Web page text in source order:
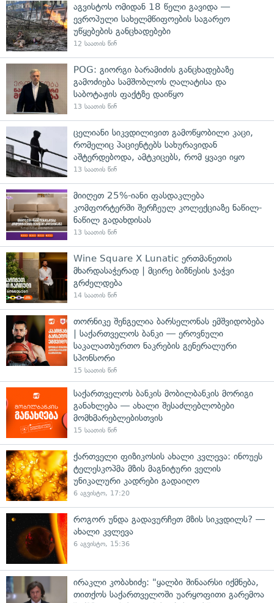
აგვისტოს ომიდან 18 წელი გავიდა —
ევროპული სახელმწიფოების საგარეო
უწყებების განცხადებები
12 საათის წინ
POG: გიორგი ბარამიძის განცხადებაზე
გამოძიება სამშობლოს ღალატისა და
საბოტაჟის ფაქტზე დაიწყო
13 საათის წინ
ცელიანი სიკვდილივით გამოწყობილი კაცი,
რომელიც პაციენტებს სახურავიდან
აშტერდებოდა, ამტკიცებს, რომ ყვავი იყო
13 საათის წინ
მიიღეთ 25%-იანი ფასდაკლება
კომფორტერში შერჩეულ კოლექციაზე ნაწილ-
ნაწილ გადახდისას
13 საათის წინ
Wine Square X Lunatic ერთმანეთის
მხარდასაჭერად | მცირე ბიზნესის ჯაჭვი
გრძელდება
14 საათის წინ
თორნიკე შენგელია ბარსელონას ემშვიდობება
| საქართველოს ბანკი — ეროვნული
საკალათბურთო ნაკრების გენერალური
სპონსორი
15 საათის წინ
საქართველოს ბანკის მობილბანკის მორიგი
განახლება — ახალი შესაძლებლობები
მომხმარებლებისთვის
15 საათის წინ
ქართველი ფიზიკოსის ახალი კვლევა: ინოუეს
ტელესკოპმა მზის მაგნიტური ველის
უნიკალური კადრები გადაიღო
6 აგვისტო, 17:20
როგორ უნდა გადავურჩეთ მზის სიკვდილს? —
ახალი კვლევა
6 აგვისტო, 15:36
ირაკლი კობახიძე: "ყალბი შინაარსი იქმნება,
თითქოს საქართველოში უარყოფითი გარემოა